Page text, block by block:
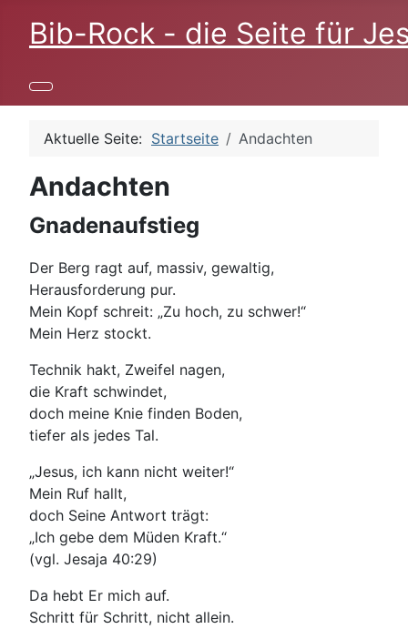
Bib-Rock - die Seite für
Aktuelle Seite: Startseite Andachten
Andachten
Gnadenaufstieg
Der Berg ragt auf, massiv, gewaltig,
Herausforderung pur.
Mein Kopf schreit: „Zu hoch, zu schwer!“
Mein Herz stockt.
Technik hakt, Zweifel nagen,
die Kraft schwindet,
doch meine Knie finden Boden,
tiefer als jedes Tal.
„Jesus, ich kann nicht weiter!“
Mein Ruf hallt,
doch Seine Antwort trägt:
„Ich gebe dem Müden Kraft.“
(vgl. Jesaja 40:29)
Da hebt Er mich auf.
Schritt für Schritt, nicht allein.